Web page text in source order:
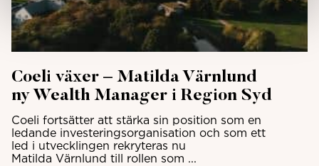
Coeli växer – Matilda Värnlund
ny Wealth Manager i Region Syd
Coeli fortsätter att stärka sin position som en
ledande investeringsorganisation och som ett
led i utvecklingen rekryteras nu
Matilda Värnlund till rollen som ...